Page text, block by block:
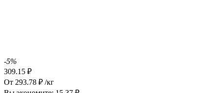
-5%
309.15 ₽
От 293.78 ₽ /кг